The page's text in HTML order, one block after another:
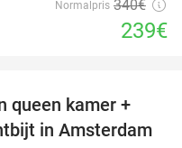
Normalpris 340€
239€
51%
queen kamer +
in Amsterdam